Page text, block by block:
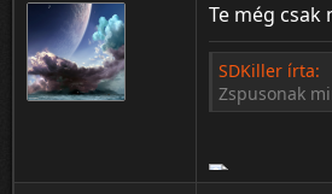
Te még csak
SDKiller írta:
Zspusonak